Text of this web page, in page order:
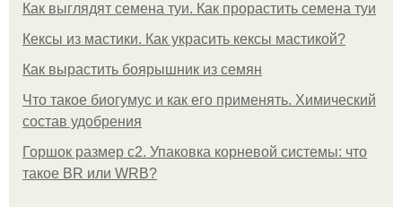
Как выглядят семена туи. Как прорастить семена туи
Кексы из мастики. Как украсить кексы мастикой?
Как вырастить боярышник из семян
Что такое биогумус и как его применять. Химический
состав удобрения
Горшок размер с2. Упаковка корневой системы: что
такое BR или WRB?